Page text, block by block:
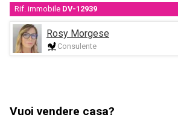
Rif. immobile DV-12939
Rosy Morgese
Consulente
Vuoi vendere casa?